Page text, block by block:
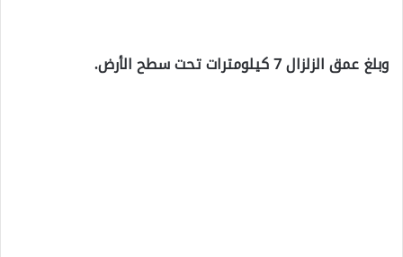
وبلغ عمق الزلزال 7 كيلومترات تحت سطح الأرض.